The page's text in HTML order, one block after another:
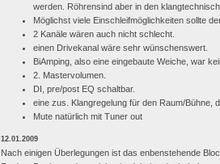
werden. Röhrensind aber in den
Möglichst viele Einschleifmöglichkeiten sollte
2 Kanäle wären auch nicht schlecht.
einen Drivekanal wäre sehr wünschenswert.
BiAmping, also eine eingebaute Weiche, war
2. Mastervolumen.
DI, pre/post EQ schaltbar.
eine zus. Klangregelung für den Raum/Bühne,
Mute natürlich mit Tuner out
12.01.2009
Nach einigen Überlegungen ist das enbenstehende